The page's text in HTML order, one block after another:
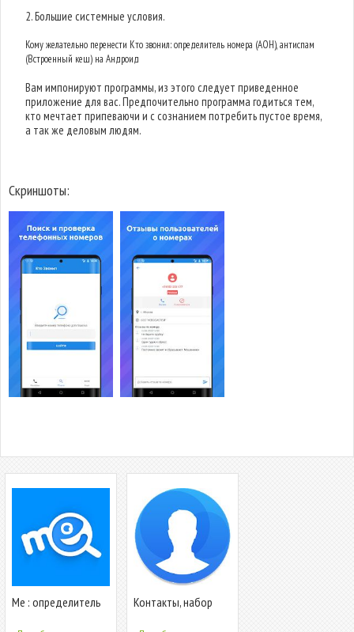
2. Большие системные условия.
Кому желательно перенести Кто звонил: определитель номера (АОН), антиспам
(Встроенный кеш) на Андроид
Вам импонируют программы, из этого следует приведенное
приложение для вас. Предпочительно программа годиться тем,
кто мечтает припеваючи и с сознанием потребить пустое время,
а так же деловым людям.
Скриншоты:
Me : определитель
Контакты, набор